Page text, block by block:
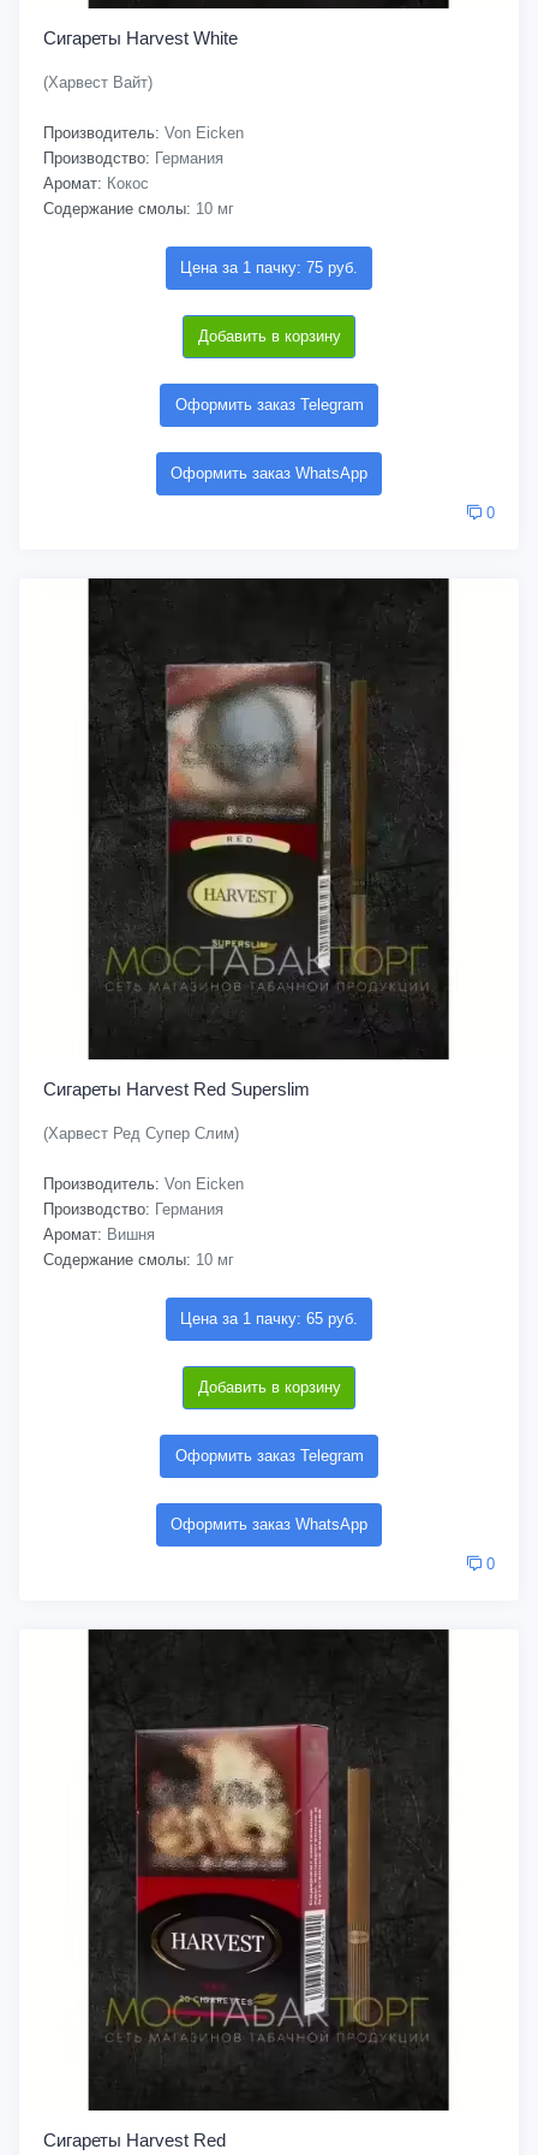
Сигареты Harvest White
(Харвест Вайт)
Производитель: Von Eicken
Производство: Германия
Аромат: Кокос
Содержание смолы: 10 мг
Цена за 1 пачку: 75 руб.
Добавить в корзину
Оформить заказ Telegram
Оформить заказ WhatsApp
0
Сигареты Harvest Red Superslim
(Харвест Ред Супер Слим)
Производитель: Von Eicken
Производство: Германия
Аромат: Вишня
Содержание смолы: 10 мг
Цена за 1 пачку: 65 руб.
Добавить в корзину
Оформить заказ Telegram
Оформить заказ WhatsApp
0
Сигареты Harvest Red